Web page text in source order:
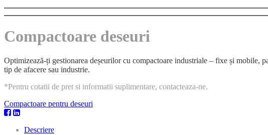
Compactoare deseuri
Optimizează-ți gestionarea deșeurilor cu compactoare industriale – fixe și mobile,
tip de afacere sau industrie.
*Pentru cotatii de pret si informatii suplimentare, contacteaza-ne.
Compactoare pentru deseuri
Descriere